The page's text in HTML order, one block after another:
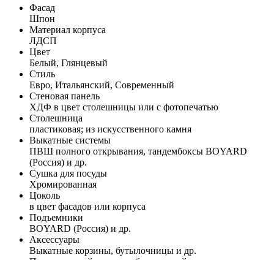
Фасад
Шпон
Материал корпуса
ЛДСП
Цвет
Белый, Глянцевый
Стиль
Евро, Итальянский, Современный
Стеновая панель
ХДФ в цвет столешницы или с фотопечатью
Столешница
пластиковая; из искусственного камня
Выкатные системы
ПВШ полного открывания, тандембоксы BOYARD
(Россия) и др.
Сушка для посуды
Хромированная
Цоколь
в цвет фасадов или корпуса
Подъемники
BOYARD (Россия) и др.
Аксессуары
Выкатные корзины, бутылочницы и др.